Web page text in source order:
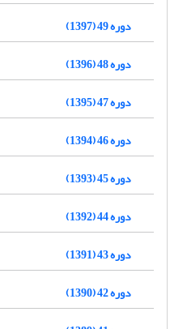
دوره 49 (1397)
دوره 48 (1396)
دوره 47 (1395)
دوره 46 (1394)
دوره 45 (1393)
دوره 44 (1392)
دوره 43 (1391)
دوره 42 (1390)